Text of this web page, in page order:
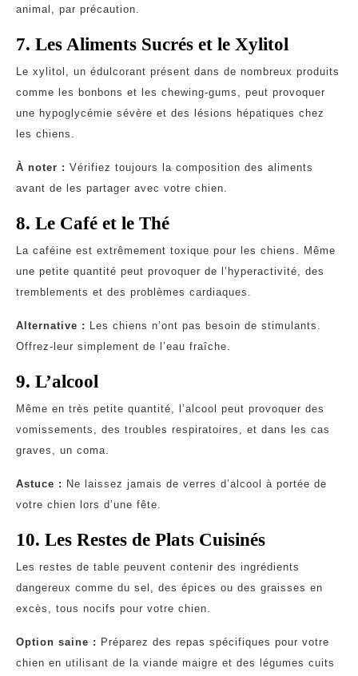
animal, par précaution.
7. Les Aliments Sucrés et le Xylitol
Le xylitol, un édulcorant présent dans de nombreux produits
comme les bonbons et les chewing-gums, peut provoquer
une hypoglycémie sévère et des lésions hépatiques chez
les chiens.
À noter : Vérifiez toujours la composition des aliments
avant de les partager avec votre chien.
8. Le Café et le Thé
La caféine est extrêmement toxique pour les chiens. Même
une petite quantité peut provoquer de l’hyperactivité, des
tremblements et des problèmes cardiaques.
Alternative : Les chiens n’ont pas besoin de stimulants.
Offrez-leur simplement de l’eau fraîche.
9. L’alcool
Même en très petite quantité, l’alcool peut provoquer des
vomissements, des troubles respiratoires, et dans les cas
graves, un coma.
Astuce : Ne laissez jamais de verres d’alcool à portée de
votre chien lors d’une fête.
10. Les Restes de Plats Cuisinés
Les restes de table peuvent contenir des ingrédients
dangereux comme du sel, des épices ou des graisses en
excès, tous nocifs pour votre chien.
Option saine : Préparez des repas spécifiques pour votre
chien en utilisant de la viande maigre et des légumes cuits